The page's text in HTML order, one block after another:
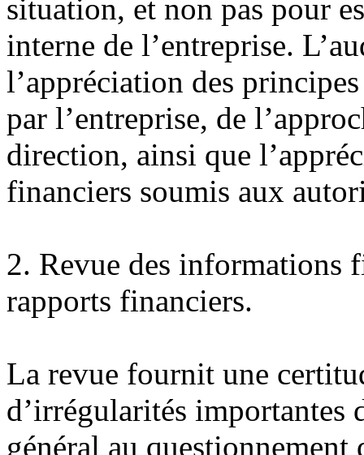
situation, et non pas pour
interne de l’entreprise.
l’appréciation des
par l’entreprise, de
direction, ainsi que
financiers soumis aux
2. Revue des informations
rapports financiers.
La revue fournit une
d’irrégularités importantes
général au